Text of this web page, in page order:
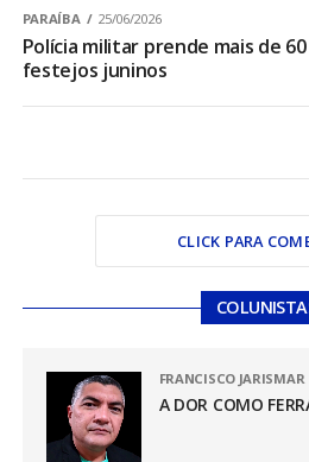
PARAÍBA 25/06/2026
Polícia militar prende mais de
festejos juninos
CLICK PARA
FRANCISCO JARISMAR
A DOR COMO